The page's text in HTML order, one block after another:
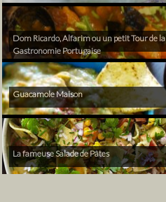
Dom Ricardo, Alfarim ou un petit Tour de la
Gastronomie Portugaise
Guacamole Maison
La fameuse Salade de Pâtes